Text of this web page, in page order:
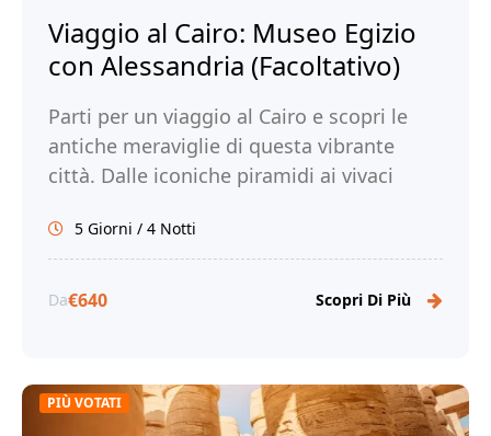
Viaggio al Cairo: Museo Egizio
con Alessandria (Facoltativo)
Parti per un viaggio al Cairo e scopri le
antiche meraviglie di questa vibrante
città. Dalle iconiche piramidi ai vivaci
cultura del Cairo. Prenota ora il tuo
viaggio al Cairo con Tour Egitto!
5 Giorni / 4 Notti
Da€640 Scopri Di Più
PIÙ VOTATI